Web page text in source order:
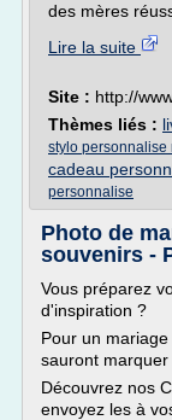
des mères
Lire la suite
Site : http://
Thèmes liés :
stylo personnalise
cadeau
personnalise
Photo de
souvenirs -
Vous préparez
d'inspiration ?
Pour un
sauront marquer
Découvrez nos
envoyez les à